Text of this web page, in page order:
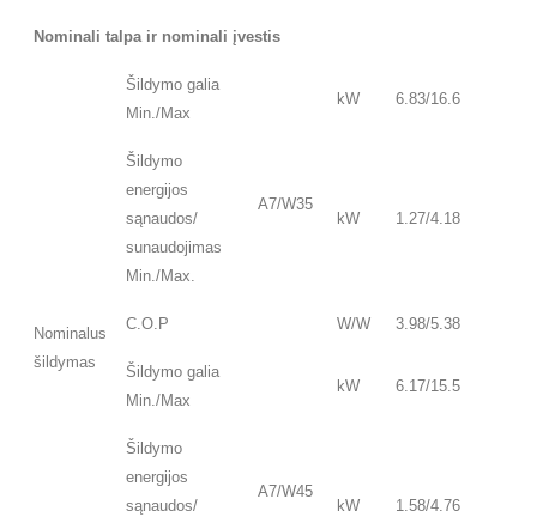
Nominali talpa ir nominali įvestis
Nominalus
šildymas
Šildymo galia
Min./Max
A7/W35
kW 6.83/16.6
Šildymo
energijos
sąnaudos/
sunaudojimas
Min./Max.
kW 1.27/4.18
C.O.P W/W 3.98/5.38
Šildymo galia
Min./Max
A7/W45
kW 6.17/15.5
Šildymo
energijos
sąnaudos/
kW 1.58/4.76